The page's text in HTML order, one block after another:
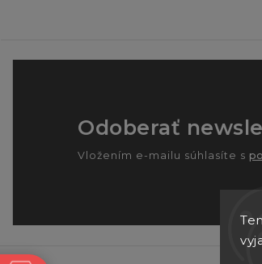
Odoberať
Vložením e-mailu súhlasíte s